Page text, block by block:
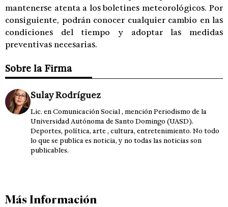
mantenerse atenta a los boletines meteorológicos. Por
consiguiente, podrán conocer cualquier cambio en las
condiciones del tiempo y adoptar las medidas
preventivas necesarias.
Sobre la Firma
Sulay Rodríguez
Lic. en Comunicación Social , mención Periodismo de la
Universidad Autónoma de Santo Domingo (UASD).
Deportes, política, arte , cultura, entretenimiento. No todo
lo que se publica es noticia, y no todas las noticias son
publicables.
Más Información